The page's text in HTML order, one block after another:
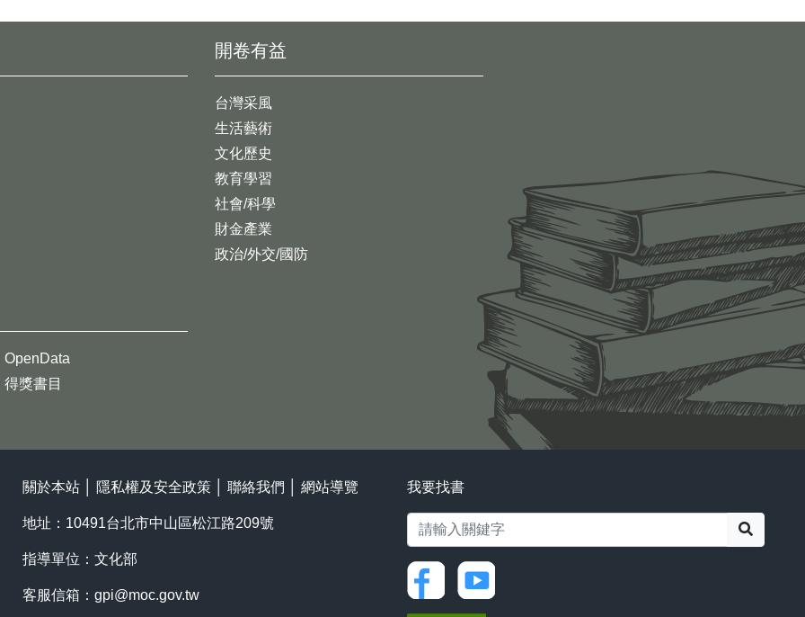
開卷有益
台灣采風
生活藝術
文化歷史
教育學習
社會/科學
財金產業
政治/外交/國防
OpenData
得獎書目
關於本站 隱私權及安全政策 聯絡我們 網站導覽
地址：10491台北市中山區松江路209號
指導單位：文化部
客服信箱： gpi@moc.gov.tw
我要找書